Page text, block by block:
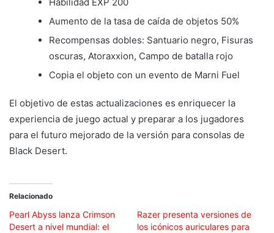
Aumento de la tasa de caída de objetos 50%
Recompensas dobles: Santuario negro, Fisuras
oscuras, Atoraxxion, Campo de batalla rojo
Copia el objeto con un evento de Marni Fuel
El objetivo de estas actualizaciones es enriquecer la
experiencia de juego actual y preparar a los jugadores
para el futuro mejorado de la versión para consolas de
Black Desert.
Relacionado
Pearl Abyss lanza Crimson
Desert a nivel mundial: el
Razer presenta versiones de
los icónicos auriculares para